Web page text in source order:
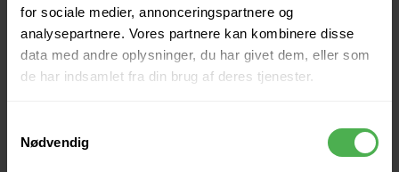
for sociale medier, annonceringspartnere og
analysepartnere. Vores partnere kan kombinere disse
data med andre oplysninger, du har givet dem, eller som
de har indsamlet fra din brug af deres tjenester.
Nødvendig